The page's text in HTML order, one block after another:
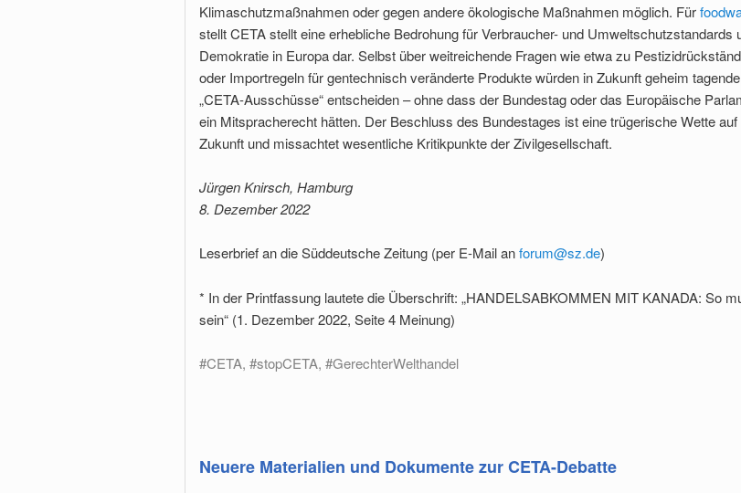
Klimaschutzmaßnahmen oder gegen andere ökologische Maßnahmen möglich. Für
stellt CETA stellt eine erhebliche Bedrohung für Verbraucher- und Umweltschutzstandards
Demokratie in Europa dar. Selbst über weitreichende Fragen wie etwa zu
oder Importregeln für gentechnisch veränderte Produkte würden in Zukunft geheim tagende
„CETA-Ausschüsse“ entscheiden – ohne dass der Bundestag oder das Europäische
ein Mitspracherecht hätten. Der Beschluss des Bundestages ist eine trügerische Wette auf
Zukunft und missachtet wesentliche Kritikpunkte der Zivilgesellschaft.
Jürgen Knirsch, Hamburg
8. Dezember 2022
Leserbrief an die Süddeutsche Zeitung (per E-Mail anforum@sz.de)
* In der Printfassung lautete die Überschrift: „HANDELSABKOMMEN MIT KANADA: So
sein“ (1. Dezember 2022, Seite 4 Meinung)
#CETA, #stopCETA, #GerechterWelthandel
Neuere Materialien und Dokumente zur CETA-Debatte